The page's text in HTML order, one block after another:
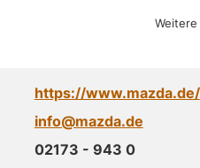
https://www.mazda.de/
info@mazda.de
02173 - 943 0